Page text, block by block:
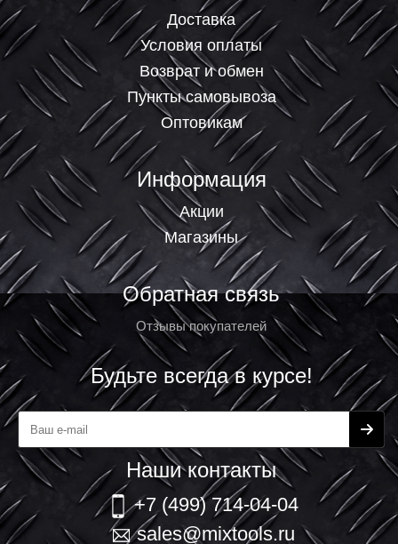
Доставка
Условия оплаты
Возврат и обмен
Пункты самовывоза
Оптовикам
Информация
Акции
Магазины
Обратная связь
Отзывы покупателей
Будьте всегда в курсе!
Наши контакты
+7 (499) 714-04-04
sales@mixtools.ru